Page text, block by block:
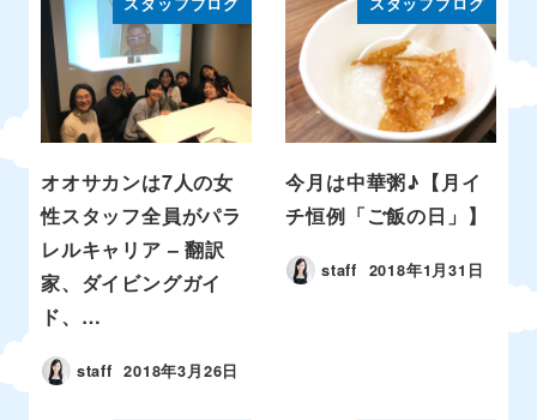
オオサカンは7人の女
性スタッフ全員がパラ
レルキャリア – 翻訳
家、ダイビングガイ
ド、…
staff 2018年3月26日
今月は中華粥♪【月イ
チ恒例「ご飯の日」】
staff 2018年1月31日